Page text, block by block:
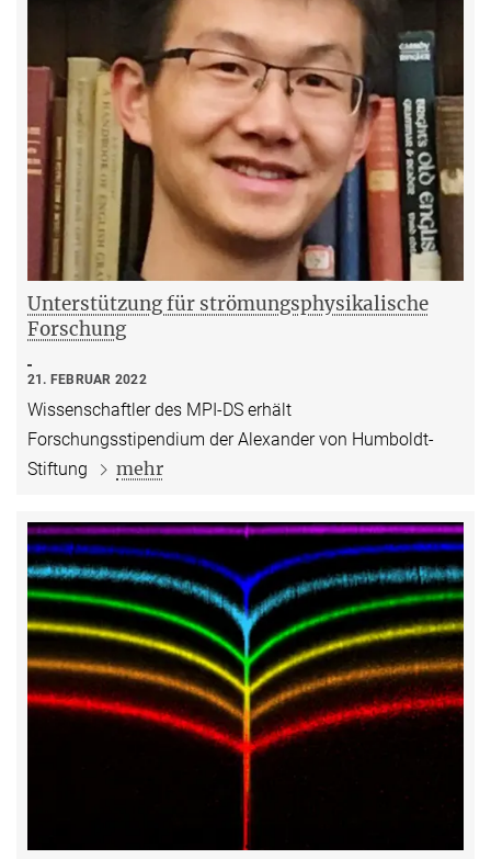
Unterstützung für strömungsphysikalische
Forschung
21. FEBRUAR 2022
Wissenschaftler des MPI-DS erhält
Forschungsstipendium der Alexander von Humboldt-
Stiftung
mehr